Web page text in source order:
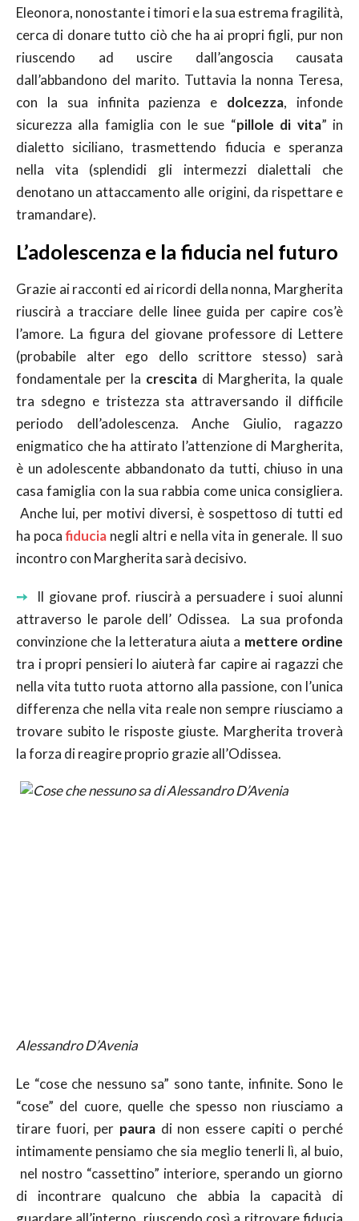
Eleonora, nonostante i timori e la sua estrema fragilità,
cerca di donare tutto ciò che ha ai propri figli, pur non
riuscendo ad uscire dall’angoscia causata
dall’abbandono del marito. Tuttavia la nonna Teresa,
con la sua infinita pazienza e dolcezza, infonde
sicurezza alla famiglia con le sue “pillole di vita” in
dialetto siciliano, trasmettendo fiducia e speranza
nella vita (splendidi gli intermezzi dialettali che
denotano un attaccamento alle origini, da rispettare e
tramandare).
L’adolescenza e la fiducia nel futuro
Grazie ai racconti ed ai ricordi della nonna, Margherita
riuscirà a tracciare delle linee guida per capire cos’è
l’amore. La figura del giovane professore di Lettere
(probabile alter ego dello scrittore stesso) sarà
fondamentale per la crescita di Margherita, la quale
tra sdegno e tristezza sta attraversando il difficile
periodo dell’adolescenza. Anche Giulio, ragazzo
enigmatico che ha attirato l’attenzione di Margherita,
è un adolescente abbandonato da tutti, chiuso in una
casa famiglia con la sua rabbia come unica consigliera.
Anche lui, per motivi diversi, è sospettoso di tutti ed
ha pocafiducia negli altri e nella vita in generale. Il suo
incontro con Margherita sarà decisivo.
➙
Il giovane prof. riuscirà a persuadere i suoi alunni
attraverso le parole dell’ Odissea. La sua profonda
convinzione che la letteratura aiuta a mettere ordine
tra i propri pensieri lo aiuterà far capire ai ragazzi che
nella vita tutto ruota attorno alla passione, con l’unica
differenza che nella vita reale non sempre riusciamo a
trovare subito le risposte giuste. Margherita troverà
la forza di reagire proprio grazie all’Odissea.
Alessandro D’Avenia
Le “cose che nessuno sa” sono tante, infinite. Sono le
“cose” del cuore, quelle che spesso non riusciamo a
tirare fuori, per paura di non essere capiti o perché
intimamente pensiamo che sia meglio tenerli lì, al buio,
nel nostro “cassettino” interiore, sperando un giorno
di incontrare qualcuno che abbia la capacità di